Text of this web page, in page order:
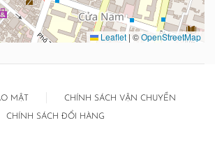
Leaflet | ©OpenStreetMap
MẬT CHÍNH SÁCH VẬN CHUYỂN
CHÍNH SÁCH ĐỔI HÀNG